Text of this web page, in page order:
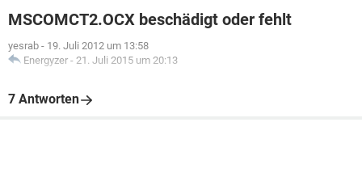
MSCOMCT2.OCX beschädigt oder fehlt
yesrab - 19. Juli 2012 um 13:58
Energyzer - 21. Juli 2015 um 20:13
7 Antworten